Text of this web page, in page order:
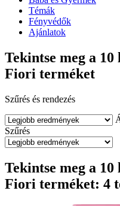
Témák
Fényvédők
Ajánlatok
Tekintse meg a
Fiori terméket
Szűrés és rendezés
Szűrés
Tekintse meg a
Fiori terméket: 4